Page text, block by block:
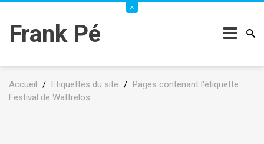
Frank Pé
Accueil / Etiquettes du site / Pages contenant l'étiquette
Festival de Wattrelos